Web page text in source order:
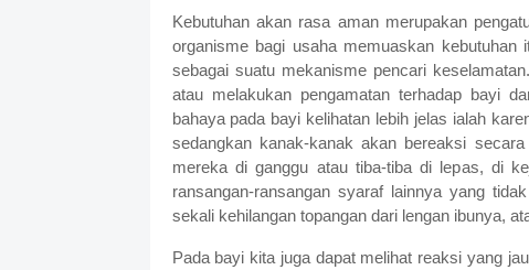
Kebutuhan akan rasa aman merupakan
organisme bagi usaha memuaskan
sebagai suatu mekanisme pencari
atau melakukan pengamatan terhadap bayi
bahaya pada bayi kelihatan lebih jelas ialah
sedangkan kanak-kanak akan bereaksi
mereka di ganggu atau tiba-tiba di lepas, di
ransangan-ransangan syaraf lainnya yang
sekali kehilangan topangan dari lengan ibunya,
Pada bayi kita juga dapat melihat reaksi yang